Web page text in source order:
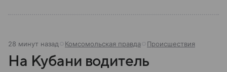
28 минут назад Комсомольская правда Происшествия
На Кубани водитель